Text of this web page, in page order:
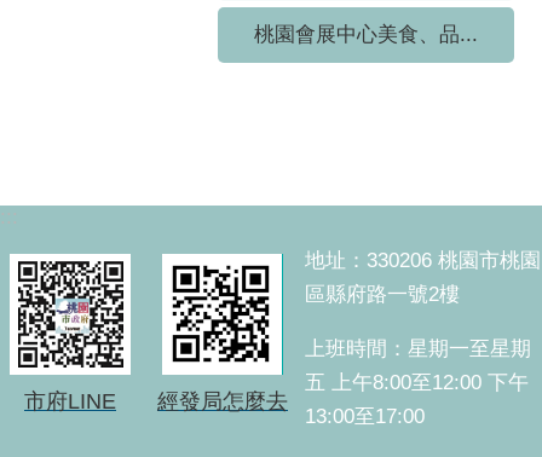
桃園會展中心美食、品...
:::
市府LINE 經發局怎麼去
地址：330206 桃園市桃園
區縣府路一號2樓
上班時間：星期一至星期
五 上午8:00至12:00 下午
13:00至17:00